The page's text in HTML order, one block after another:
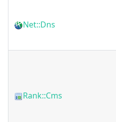
Net::Dns
Rank::Cms